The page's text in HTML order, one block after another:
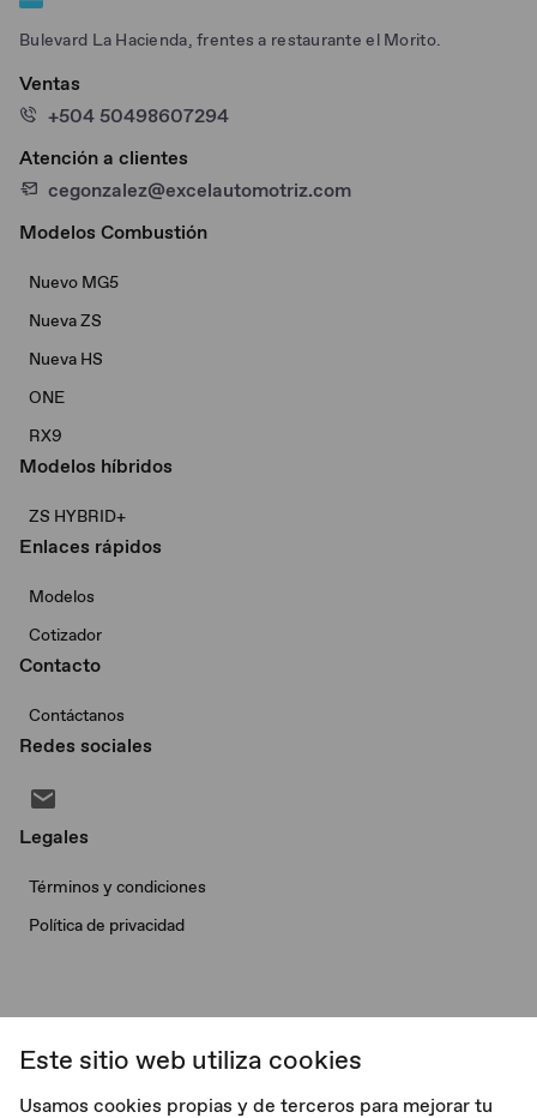
Bulevard La Hacienda, frentes a restaurante el Morito.
Ventas
+504 50498607294
Atención a clientes
cegonzalez@excelautomotriz.com
Modelos Combustión
Nuevo MG5
Nueva ZS
Nueva HS
ONE
RX9
Modelos híbridos
ZS HYBRID+
Enlaces rápidos
Modelos
Cotizador
Contacto
Contáctanos
Redes sociales
Legales
Términos y condiciones
Política de privacidad
Este sitio web utiliza cookies
Usamos cookies propias y de terceros para mejorar tu